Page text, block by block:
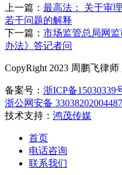
上一篇： 最高法： 关于审
若干问题的解释
下一篇： 市场监管总局网
办法》答记者问
CopyRight 2023 周鹏飞律
备案号： 浙ICP备15030339
浙公网安备
技术支持： 鸿茂传媒
首页
电话咨询
联系我们